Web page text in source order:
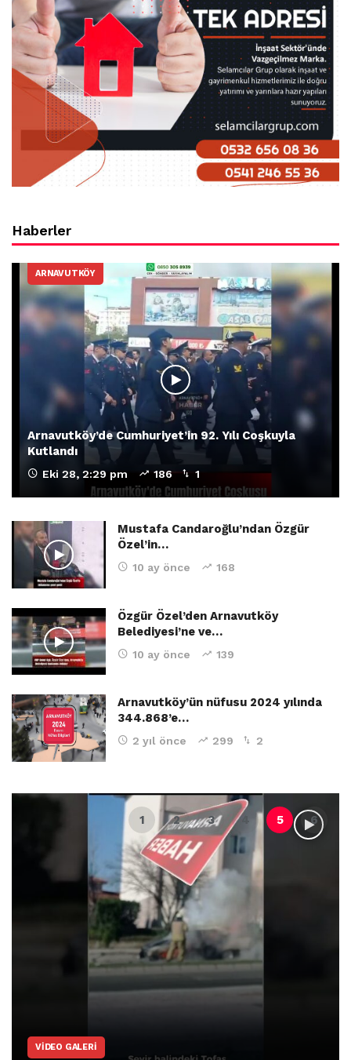
Haberler
ARNAVUTKÖY
Arnavutköy’de Cumhuriyet’in 92. Yılı Coşkuyla
Kutlandı
Eki 28, 2:29 pm 186 1
Mustafa Candaroğlu’ndan Özgür
Özel’in…
10 ay önce 168
Özgür Özel’den Arnavutköy
Belediyesi’ne ve…
10 ay önce 139
Arnavutköy’ün nüfusu 2024 yılında
344.868’e…
2 yıl önce 299 2
ARNAVUTKÖY